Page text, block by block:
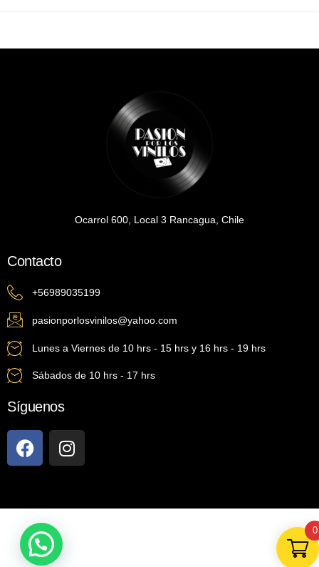
Ocarrol 600, Local 3 Rancagua, Chile
Contacto
+56989035199
pasionporlosvinilos@yahoo.com
Lunes a Viernes de 10 hrs - 15 hrs y 16 hrs - 19 hrs
Sábados de 10 hrs - 17 hrs
Síguenos
0